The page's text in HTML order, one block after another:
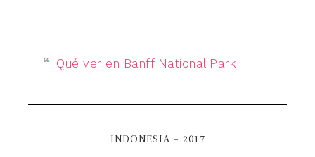
Qué ver en Banff National Park
INDONESIA – 2017